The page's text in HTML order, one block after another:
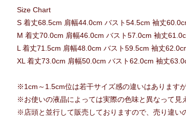
Size Chart
S 着丈68.5cm 肩幅44.0cm バスト54.5cm 袖丈
M 着丈70.0cm 肩幅46.0cm バスト57.0cm 袖丈
L 着丈71.5cm 肩幅48.0cm バスト59.5cm 袖丈
XL 着丈73.0cm 肩幅50.0cm バスト62.0cm 袖丈
※1cm～1.5cm位は若干サイズ感の違いはありますが
※お使いの液晶によっては実際の色味と異なって見
※店頭と並行して販売しておりますので、売り違い